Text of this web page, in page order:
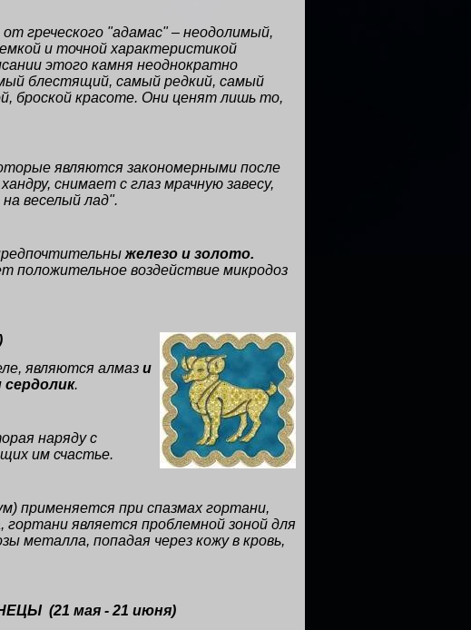
греческого "адамас" – неодолимый,
и точной характеристикой
этого камня неоднократно
блестящий, самый редкий, самый
броской красоте. Они ценят лишь то,
являются закономерными после
снимает с глаз мрачную завесу,
веселый лад".
железо и золото.
положительное воздействие микродоз
)
являются алмаз и
сердолик.
наряду с
им счастье.
применяется при спазмах гортани,
является проблемной зоной для
металла, попадая через кожу в кровь,
(21 мая - 21 июня)